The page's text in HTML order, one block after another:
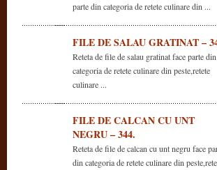
parte din categoria de retete culinare din ...
FILE DE SALAU GRATINAT –
Reteta de file de salau gratinat face parte din
categoria de retete culinare din peste,retete
culinare ...
FILE DE CALCAN CU UNT
NEGRU – 344.
Reteta de file de calcan cu unt negru face
din categoria de retete culinare din